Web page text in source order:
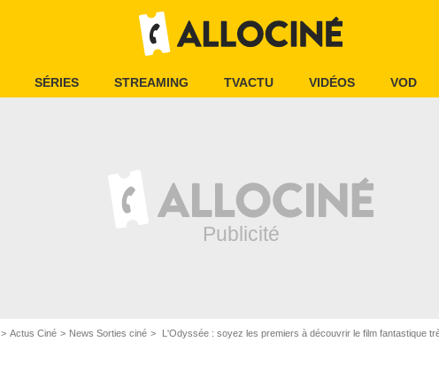
SÉRIES STREAMING TVACTU VIDÉOS VOD
Actus Ciné News Sorties ciné L'Odyssée : soyez les premiers à découvrir le film fantastique